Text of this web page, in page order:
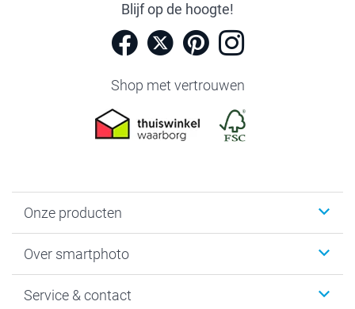
Blijf op de hoogte!
Shop met vertrouwen
Onze producten
Fotoboeken
Fotocadeaus
Over smartphoto
Vacatures
Service & contact